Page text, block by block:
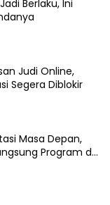
Berlaku, Ini
Judi Online,
Segera Diblokir
Masa Depan,
Program di